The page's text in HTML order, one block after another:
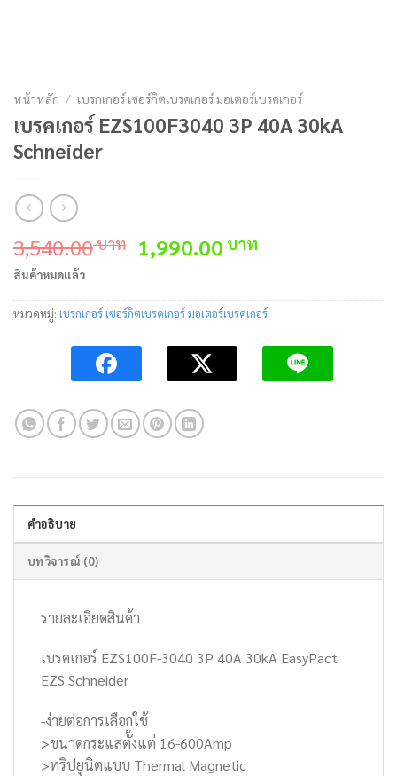
หน้าหลัก / เบรกเกอร์ เซอร์กิตเบรคเกอร์ มอเตอร์เบรคเกอร์
เบรคเกอร์ EZS100F3040 3P 40A 30kA
Schneider
3,540.00บาท Original
price
3,540.00 บาท.
1,990.00 บาท
1,990.00 บาท.
สินค้าหมดแล้ว
หมวดหมู่: เบรกเกอร์ เซอร์กิตเบรคเกอร์ มอเตอร์เบรคเกอร์
คำอธิบาย
บทวิจารณ์ (0)
รายละเอียดสินค้า
เบรคเกอร์ EZS100F-3040 3P 40A 30kA EasyPact
EZS Schneider
-ง่ายต่อการเลือกใช้
>ขนาดกระแสตั้งแต่ 16-600Amp
>ทริปยูนิตแบบ Thermal Magnetic